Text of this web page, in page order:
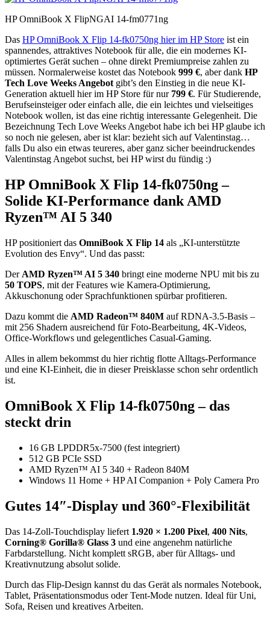
HP OmniBook X FlipNGAI 14-fm0771ng
Das HP OmniBook X Flip 14-fk0750ng hier im HP Store ist ein
spannendes, attraktives Notebook für alle, die ein modernes KI-
optimiertes Gerät suchen – ohne direkt Premiumpreise zahlen zu
müssen. Normalerweise kostet das Notebook 999 €, aber dank HP
Tech Love Weeks Angebot gibt’s den Einstieg in die neue KI-
Generation aktuell hier im HP Store für nur 799 €. Für Studierende,
Berufseinsteiger oder einfach alle, die ein leichtes und vielseitiges
Notebook wollen, ist das eine richtig interessante Gelegenheit. Die
Bezeichnung Tech Love Weeks Angebot habe ich bei HP glaube ich
so noch nie gelesen, aber ist klar: bezieht sich auf Valentinstag…
falls Du also ein etwas teureres, aber ganz sicher beeindruckendes
Valentinstag Angebot suchst, bei HP wirst du fündig :)
HP OmniBook X Flip 14-fk0750ng –
Solide KI-Performance dank AMD
Ryzen™ AI 5 340
HP positioniert das OmniBook X Flip 14 als „KI-unterstützte
Evolution des Envy“. Und das passt:
Der AMD Ryzen™ AI 5 340 bringt eine moderne NPU mit bis zu
50 TOPS, mit der Features wie Kamera-Optimierung,
Akkuschonung oder Sprachfunktionen spürbar profitieren.
Dazu kommt die AMD Radeon™ 840M auf RDNA-3.5-Basis –
mit 256 Shadern ausreichend für Foto-Bearbeitung, 4K-Videos,
Office-Workflows und gelegentliches Casual-Gaming.
Alles in allem bekommst du hier richtig flotte Alltags-Performance
und eine KI-Einheit, die in dieser Preisklasse schon sehr ordentlich
ist.
OmniBook X Flip 14-fk0750ng – das
steckt drin
16 GB LPDDR5x-7500 (fest integriert)
512 GB PCIe SSD
AMD Ryzen™ AI 5 340 + Radeon 840M
Windows 11 Home + HP AI Companion + Poly Camera Pro
Gutes 14″-Display und 360°-Flexibilität
Das 14-Zoll-Touchdisplay liefert 1.920 × 1.200 Pixel, 400 Nits,
Corning® Gorilla® Glass 3 und eine angenehm natürliche
Farbdarstellung. Nicht komplett sRGB, aber für Alltags- und
Kreativnutzung absolut solide.
Durch das Flip-Design kannst du das Gerät als normales Notebook,
Tablet, Präsentationsmodus oder Tent-Mode nutzen. Ideal für Uni,
Sofa, Reisen und kreatives Arbeiten.